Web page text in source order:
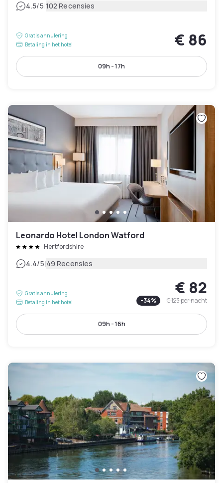
4.5/5|102 Recensies
Gratis annulering
Betaling in het hotel
€ 86
09h - 17h
Leonardo Hotel London Watford
Hertfordshire
4.4/5|49 Recensies
Gratis annulering
Betaling in het hotel
€ 82
-34% € 123per nacht
09h - 16h